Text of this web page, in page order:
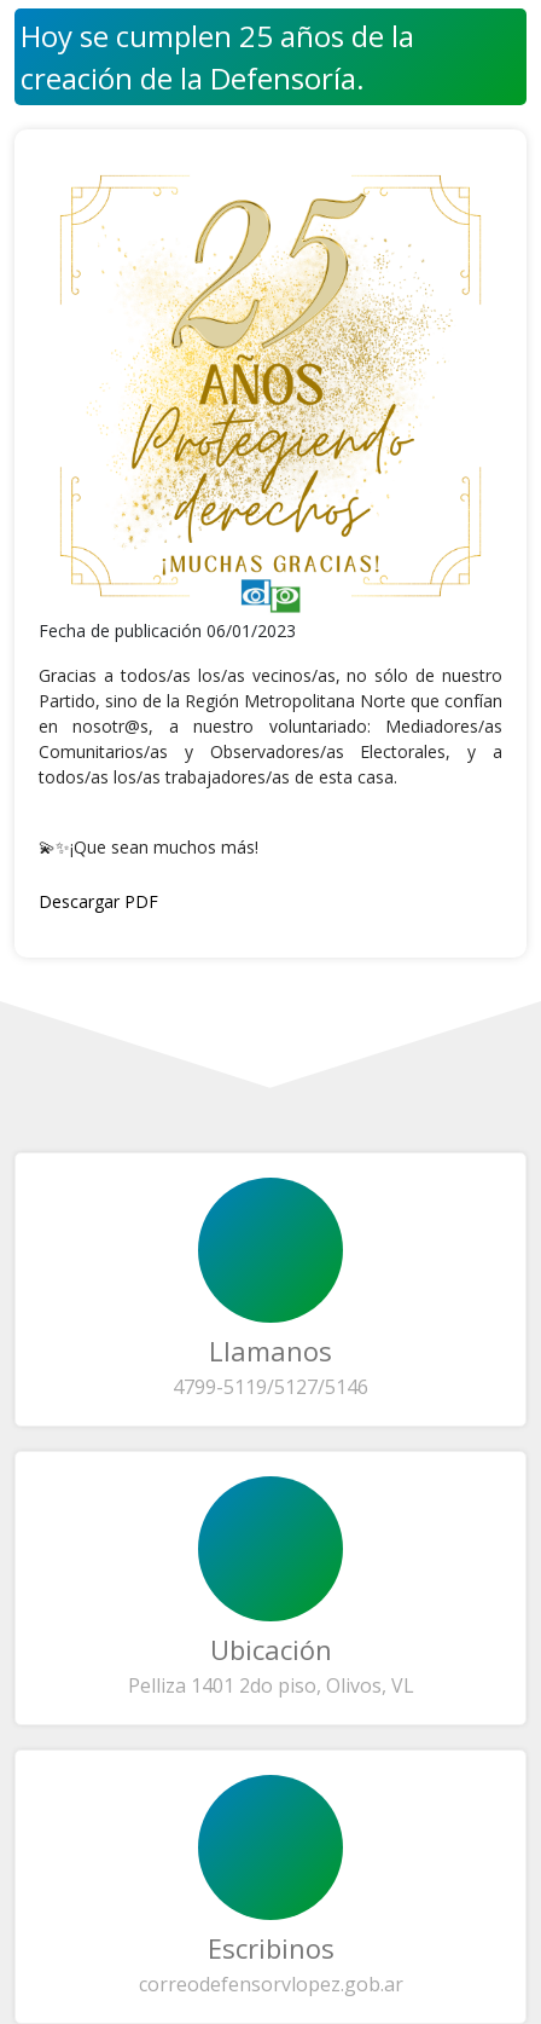
Hoy se cumplen 25 años de la
creación de la Defensoría.
Fecha de publicación 06/01/2023
Gracias a todos/as los/as vecinos/as, no sólo de nuestro
Partido, sino de la Región Metropolitana Norte que confían
en nosotr@s, a nuestro voluntariado: Mediadores/as
Comunitarios/as y Observadores/as Electorales, y a
todos/as los/as trabajadores/as de esta casa.
💫✨¡Que sean muchos más!
Descargar PDF
Llamanos
4799-5119/5127/5146
Ubicación
Pelliza 1401 2do piso, Olivos, VL
Escribinos
correodefensorvlopez.gob.ar